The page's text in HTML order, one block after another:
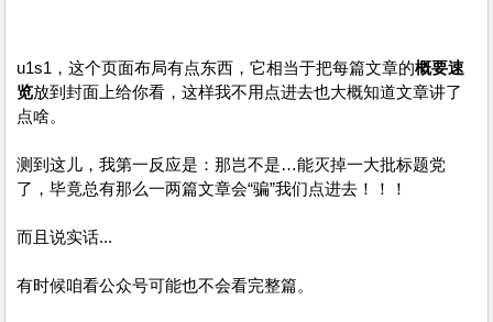
u1s1，这个页面布局有点东西，它相当于把每篇文章的概要速
览放到封面上给你看，这样我不用点进去也大概知道文章讲了
点啥。
测到这儿，我第一反应是：那岂不是…能灭掉一大批标题党
了，毕竟总有那么一两篇文章会“骗”我们点进去！！！
而且说实话...
有时候咱看公众号可能也不会看完整篇。